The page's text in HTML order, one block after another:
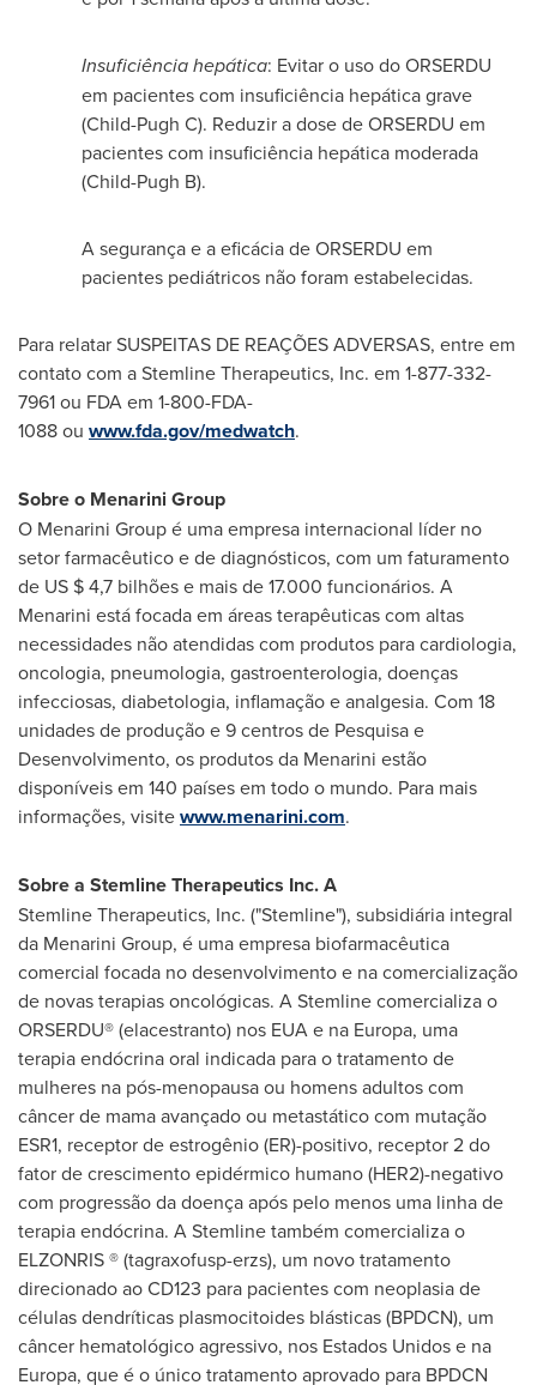
Insuficiência hepática: Evitar o uso do ORSERDU
em pacientes com insuficiência hepática grave
(Child-Pugh C). Reduzir a dose de ORSERDU em
pacientes com insuficiência hepática moderada
(Child-Pugh B).
A segurança e a eficácia de ORSERDU em
pacientes pediátricos não foram estabelecidas.
Para relatar SUSPEITAS DE REAÇÕES ADVERSAS, entre em
contato com a Stemline Therapeutics, Inc. em 1-877-332-
7961 ou FDA em 1-800-FDA-
1088 ou www.fda.gov/medwatch.
Sobre o Menarini Group
O Menarini Group é uma empresa internacional líder no
setor farmacêutico e de diagnósticos, com um faturamento
de US $ 4,7 bilhões e mais de 17.000 funcionários. A
Menarini está focada em áreas terapêuticas com altas
necessidades não atendidas com produtos para cardiologia,
oncologia, pneumologia, gastroenterologia, doenças
infecciosas, diabetologia, inflamação e analgesia. Com 18
unidades de produção e 9 centros de Pesquisa e
Desenvolvimento, os produtos da Menarini estão
disponíveis em 140 países em todo o mundo. Para mais
informações, visitewww.menarini.com.
Sobre a Stemline Therapeutics Inc. A
Stemline Therapeutics, Inc. ("Stemline"), subsidiária integral
da Menarini Group, é uma empresa biofarmacêutica
comercial focada no desenvolvimento e na comercialização
de novas terapias oncológicas. A Stemline comercializa o
ORSERDU® (elacestranto) nos EUA e na Europa, uma
terapia endócrina oral indicada para o tratamento de
mulheres na pós-menopausa ou homens adultos com
câncer de mama avançado ou metastático com mutação
ESR1, receptor de estrogênio (ER)-positivo, receptor 2 do
fator de crescimento epidérmico humano (HER2)-negativo
com progressão da doença após pelo menos uma linha de
terapia endócrina. A Stemline também comercializa o
ELZONRIS ® (tagraxofusp-erzs), um novo tratamento
direcionado ao CD123 para pacientes com neoplasia de
células dendríticas plasmocitoides blásticas (BPDCN), um
câncer hematológico agressivo, nos Estados Unidos e na
Europa, que é o único tratamento aprovado para BPDCN